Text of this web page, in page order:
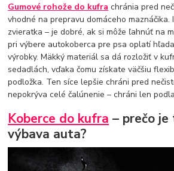
Gumové rohože do kufra chránia pred
vhodné na prepravu domáceho maznáčika.
zvieratka – je dobré, ak si môže ľahnúť na
pri výbere autokoberca pre psa oplatí
výrobky. Mäkký materiál sa dá rozložiť v
sedadlách, vďaka čomu získate väčšiu
podložka. Ten síce lepšie chráni pred
nepokrýva celé čalúnenie – chráni len
Koberce do kufra – prečo
výbava auta?